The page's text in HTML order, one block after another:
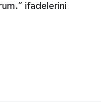
ifadelerini